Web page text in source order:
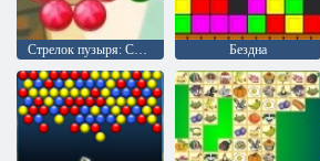
Стрелок пузыря: Сага 2 Бездна